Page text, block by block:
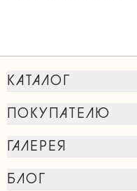
КАТАЛОГ
ПОКУПАТЕЛЮ
ГАЛЕРЕЯ
БЛОГ